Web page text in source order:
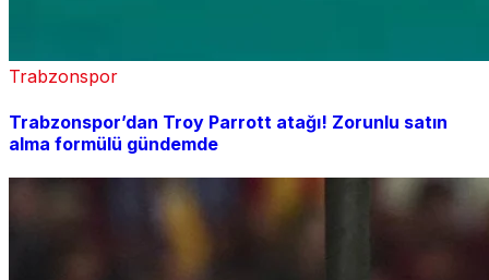
Trabzonspor
Trabzonspor’dan Troy Parrott atağı! Zorunlu satın
alma formülü gündemde